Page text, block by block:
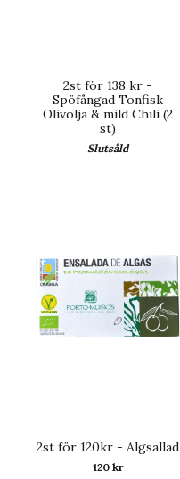
2st för 138 kr -
Spöfångad Tonfisk
Olivolja & mild Chili (2
st)
Slutsåld
2st för 120kr - Algsallad
120 kr